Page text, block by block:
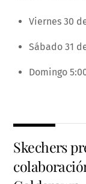
Viernes 30
Sábado 31
Domingo
Skechers